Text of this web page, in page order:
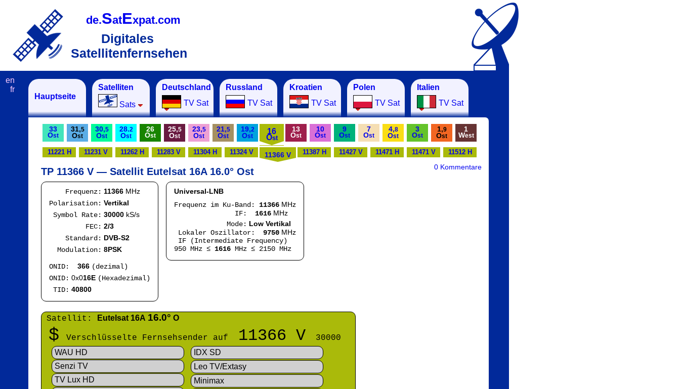
de.SatExpat.com
Digitales
Satellitenfernsehen
Hauptseite
Satelliten
Sats
Deutschland
TV Sat
Russland
TV Sat
Kroatien
TV Sat
Polen
TV Sat
Italien
TV Sat
en
fr
33
Ost
31,5
Ost
30,5
Ost
28.2
Ost
26
Ost
25,5
Ost
23,5
Ost
21,5
Ost
19,2
Ost
16
Ost
13
Ost
10
Ost
9
Ost
7
Ost
4,8
Ost
3
Ost
1,9
Ost
1
West
11221 H 11231 V 11262 H 11283 V 11304 H 11324 V 11366 V 11387 H 11427 V 11471 H 11471 V 11512 H
TP 11366 V — Satellit Eutelsat 16A 16.0° Ost
Frequenz: 11366 MHz
Polarisation: Vertikal
Symbol Rate: 30000 kS/s
FEC: 2/3
Standard: DVB-S2
Modulation: 8PSK
ONID: 366 (dezimal)
ONID: 0x016E (Hexadezimal)
TID: 40800
Universal-LNB
Frequenz im Ku-Band: 11366 MHz
IF:
1616 MHz
Mode: Low Vertikal
Lokaler Oszillator:
9750 MHz
IF (Intermediate Frequency)
950 MHz ≤ 1616 MHz ≤ 2150 MHz
Satellit: Eutelsat 16A 16.0° O
$ Verschlüsselte Fernsehsender auf 11366 V 30000
WAU HD
Senzi TV
TV Lux HD
IDX SD
Leo TV/Extasy
Minimax
0 Kommentare